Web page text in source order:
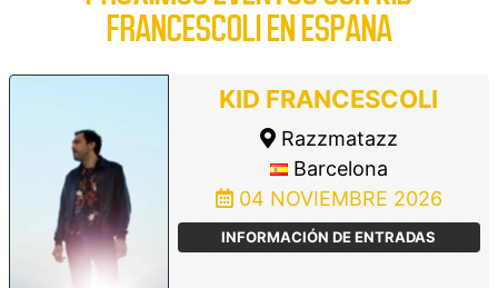
FRANCESCOLI EN ESPANA
KID FRANCESCOLI
Razzmatazz
Barcelona
04 NOVIEMBRE 2026
INFORMACIÓN DE ENTRADAS